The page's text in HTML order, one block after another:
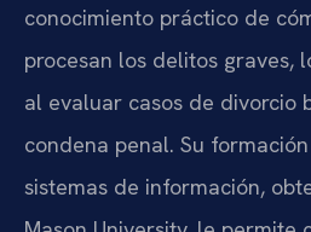
conocimiento práctico de
procesan los delitos graves,
al evaluar casos de divorcio
condena penal. Su
sistemas de información,